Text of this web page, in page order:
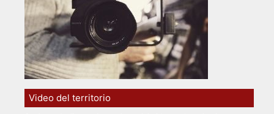
Video del territorio